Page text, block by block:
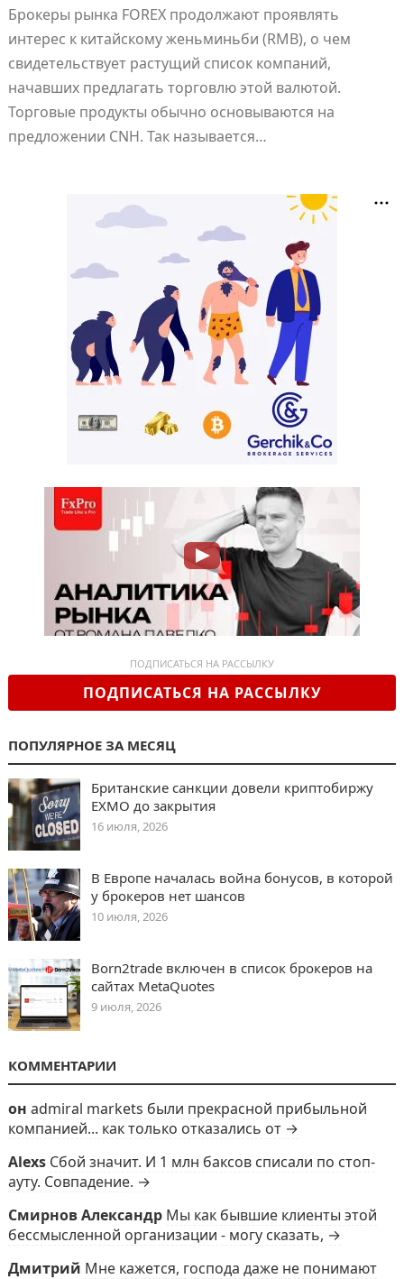
Брокеры рынка FOREX продолжают проявлять
интерес к китайскому женьминьби (RMB), о чем
свидетельствует растущий список компаний,
начавших предлагать торговлю этой валютой.
Торговые продукты обычно основываются на
предложении CNH. Так называется…
ПОДПИСАТЬСЯ НА РАССЫЛКУ
ПОДПИСАТЬСЯ НА РАССЫЛКУ
ПОПУЛЯРНОЕ ЗА МЕСЯЦ
Британские санкции довели криптобиржу
EXMO до закрытия
16 июля, 2026
В Европе началась война бонусов, в которой
у брокеров нет шансов
10 июля, 2026
Born2trade включен в список брокеров на
сайтах MetaQuotes
9 июля, 2026
КОММЕНТАРИИ
он admiral markets были прекрасной прибыльной
компанией... как только отказались от →
Alexs Сбой значит. И 1 млн баксов списали по стоп-
ауту. Совпадение. →
Смирнов Александр Мы как бывшие клиенты этой
бессмысленной организации - могу сказать, →
Дмитрий Мне кажется, господа даже не понимают